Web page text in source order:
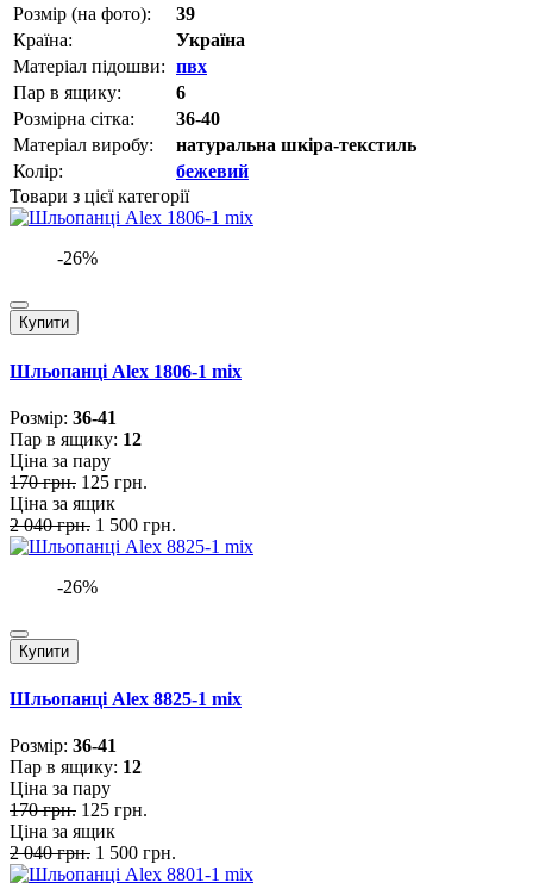
Розмір (на фото):
39
Країна:
Україна
Матеріал підошви: пвх
Пар в ящику:
6
Розмірна сітка:
36-40
Матеріал виробу:
натуральна шкіра-текстиль
Колір:
бежевий
Товари з цієї категорії
-26%
Купити
Шльопанці Alex 1806-1 mix
Розмiр: 36-41
Пар в ящику: 12
Ціна за пару
170 грн. 125 грн.
Ціна за ящик
2 040 грн. 1 500 грн.
-26%
Купити
Шльопанці Alex 8825-1 mix
Розмiр: 36-41
Пар в ящику: 12
Ціна за пару
170 грн. 125 грн.
Ціна за ящик
2 040 грн. 1 500 грн.